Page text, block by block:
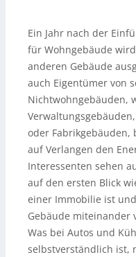
Ein Jahr nach der
für Wohngebäude
anderen Gebäude
auch Eigentümer von
Nichtwohngebäuden,
oder Fabrikgebäuden,
auf Verlangen den
Interessenten sehen
auf den ersten Blick
einer Immobilie ist
Gebäude miteinander
Was bei Autos und
selbstverständlich ist,